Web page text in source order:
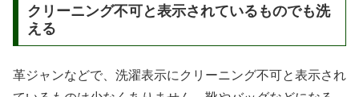
クリーニング不可と表示されているものでも洗
える
革ジャンなどで、洗濯表示にクリーニング不可と表示され